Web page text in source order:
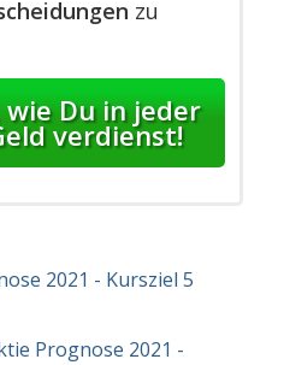
zu
Du in jeder
verdienst!
2021 - Kursziel 5
Prognose 2021 -